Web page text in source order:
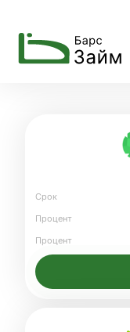
Срок
Процент
Процент